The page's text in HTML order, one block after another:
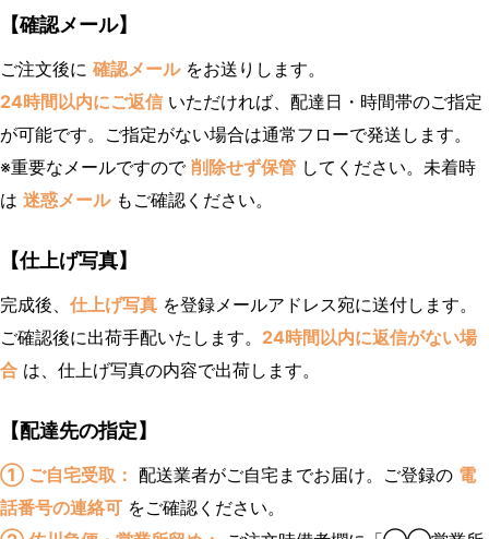
【確認メール】
ご注文後に 確認メールをお送りします。
24時間以内にご返信 いただければ、配達日・時間帯のご指定
が可能です。ご指定がない場合は通常フローで発送します。
※重要なメールですので 削除せず保管 してください。未着時
は 迷惑メールもご確認ください。
【仕上げ写真】
完成後、 仕上げ写真 を登録メールアドレス宛に送付します。
ご確認後に出荷手配いたします。 24時間以内に返信がない場
合 は、仕上げ写真の内容で出荷します。
【配達先の指定】
① ご自宅受取： 配送業者がご自宅までお届け。ご登録の 電
話番号の連絡可 をご確認ください。